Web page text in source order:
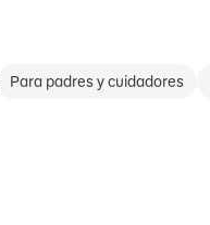
Para padres y cuidadores